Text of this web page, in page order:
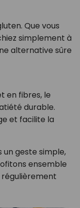
Que vous
simplement à
alternative sûre
en fibres, le
durable.
et facilite la
un geste simple,
ensemble
régulièrement